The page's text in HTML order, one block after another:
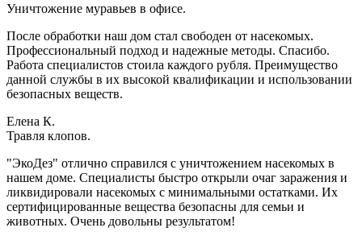
Уничтожение муравьев в офисе.
После обработки наш дом стал свободен от насекомых.
Профессиональный подход и надежные методы. Спасибо.
Работа специалистов стоила каждого рубля. Преимущество
данной службы в их высокой квалификации и использовании
безопасных веществ.
Елена К.
Травля клопов.
"ЭкоДез" отлично справился с уничтожением насекомых в
нашем доме. Специалисты быстро открыли очаг заражения и
ликвидировали насекомых с минимальными остатками. Их
сертифицированные вещества безопасны для семьи и
животных. Очень довольны результатом!